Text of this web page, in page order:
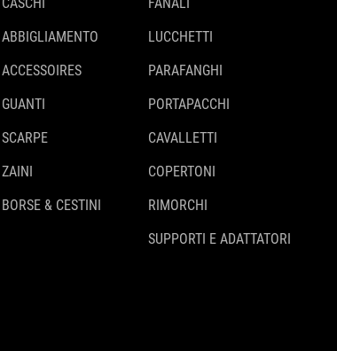
ABBIGLIAMENTO
ACCESSOIRES
GUANTI
SCARPE
ZAINI
BORSE & CESTINI
LUCCHETTI
PARAFANGHI
PORTAPACCHI
CAVALLETTI
COPERTONI
RIMORCHI
SUPPORTI E ADATTATORI